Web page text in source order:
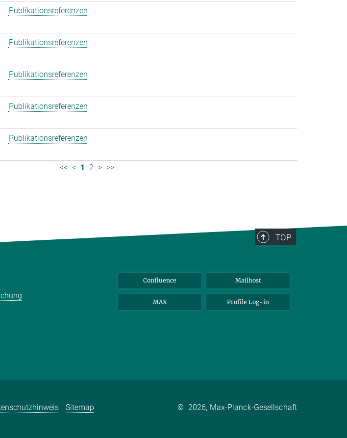
Publikationsreferenzen
Publikationsreferenzen
Publikationsreferenzen
Publikationsreferenzen
Publikationsreferenzen
<< < 1 2 > >>
TOP
Confluence Mailhost
MAX Profile Log-in
Sitemap © 2026, Max-Planck-Gesellschaft